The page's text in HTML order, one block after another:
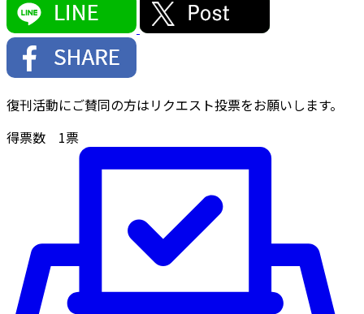
復刊活動にご賛同の方はリクエスト投票をお願いします。
得票数 1票